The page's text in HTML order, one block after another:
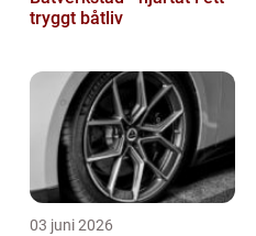
tryggt båtliv
03 juni 2026